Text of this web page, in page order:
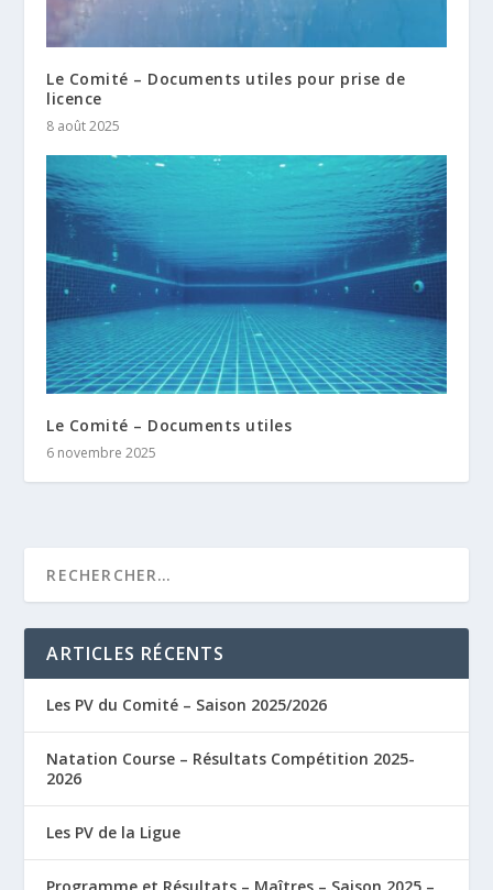
Le Comité – Documents utiles pour prise de
licence
8 août 2025
Le Comité – Documents utiles
6 novembre 2025
ARTICLES RÉCENTS
Les PV du Comité – Saison 2025/2026
Natation Course – Résultats Compétition 2025-
2026
Les PV de la Ligue